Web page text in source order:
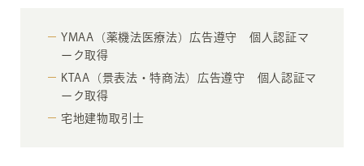
YMAA（薬機法医療法）広告遵守 個人認証マ
ーク取得
KTAA（景表法・特商法）広告遵守 個人認証マ
ーク取得
宅地建物取引士